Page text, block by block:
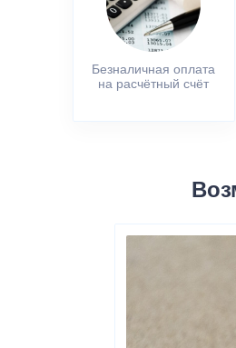
Безналичная оплата
на расчётный счёт